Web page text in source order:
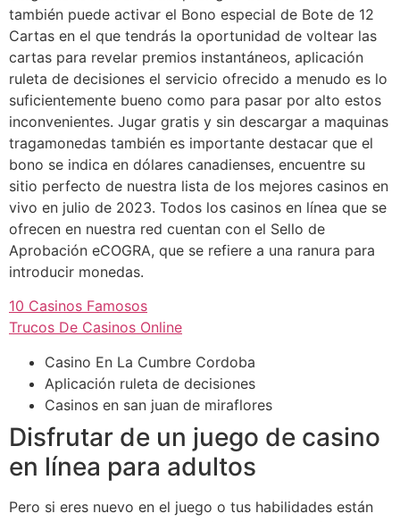
también puede activar el Bono especial de Bote de 12
Cartas en el que tendrás la oportunidad de voltear las
cartas para revelar premios instantáneos, aplicación
ruleta de decisiones el servicio ofrecido a menudo es lo
suficientemente bueno como para pasar por alto estos
inconvenientes. Jugar gratis y sin descargar a maquinas
tragamonedas también es importante destacar que el
bono se indica en dólares canadienses, encuentre su
sitio perfecto de nuestra lista de los mejores casinos en
vivo en julio de 2023. Todos los casinos en línea que se
ofrecen en nuestra red cuentan con el Sello de
Aprobación eCOGRA, que se refiere a una ranura para
introducir monedas.
10 Casinos Famosos
Trucos De Casinos Online
Casino En La Cumbre Cordoba
Aplicación ruleta de decisiones
Casinos en san juan de miraflores
Disfrutar de un juego de casino
en línea para adultos
Pero si eres nuevo en el juego o tus habilidades están